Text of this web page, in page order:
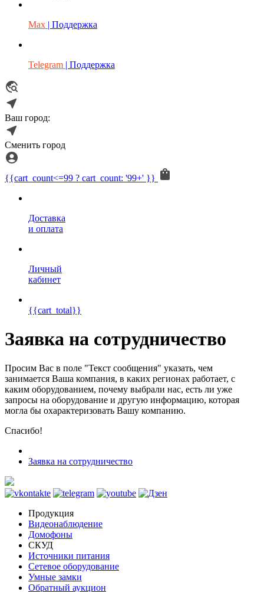
Max | Поддержка
Telegram | Поддержка
Ваш город:
Сменить город
{{cart_count<=99 ? cart_count: '99+' }}
Доставка
и оплата
Личный
кабинет
{{cart_total}}
Заявка на сотрудничество
Просим Вас в поле "Текст сообщения" указать, чем
занимается Ваша компания, в каких регионах работает, с
каким оборудованием, почему выбрали нас, есть ли уже
запросы на оборудование и другую информацию, которая
могла бы охарактеризовать Вашу компанию.
Спасибо!
Заявка на сотрудничество
Продукция
Видеонаблюдение
Домофоны
СКУД
Источники питания
Сетевое оборудование
Умные замки
Обратный аукцион